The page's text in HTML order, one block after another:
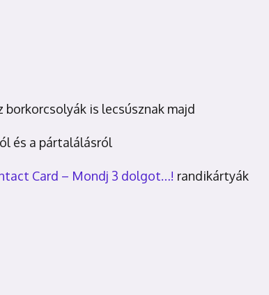
is lecsúsznak majd
és a pártalálásról
Card – Mondj 3 dolgot…! randikártyák